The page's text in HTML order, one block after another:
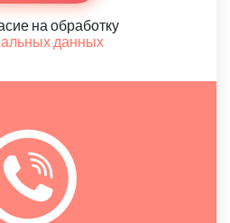
на обработку
данных